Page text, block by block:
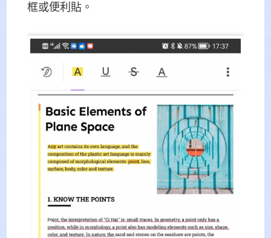
框或便利貼。